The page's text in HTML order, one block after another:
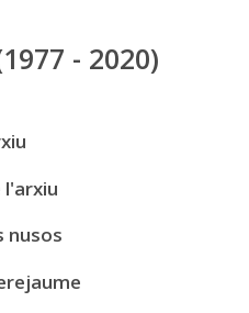
Vés
al
- 2020)
l'arxiu
nusos